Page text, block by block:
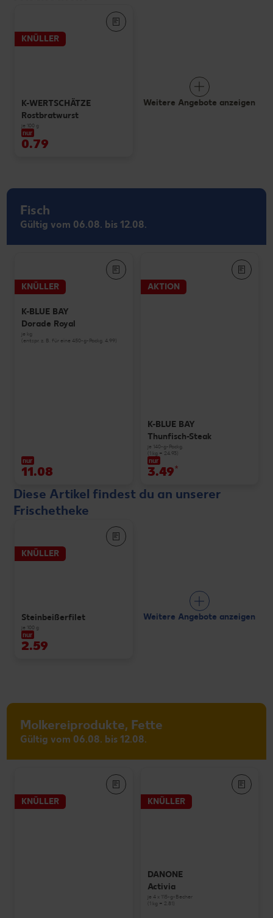
KNÜLLER
K-WERTSCHÄTZE
Rostbratwurst
je 100 g
nur
0.79
Weitere Angebote anzeigen
Fisch
Gültig vom 06.08. bis 12.08.
KNÜLLER
K-BLUE BAY
Dorade Royal
je kg
(entspr. z. B. für eine 450-g-Packg. 4.99)
nur
11.08
AKTION
K-BLUE BAY
Thunfisch-Steak
je 140-g-Packg.
(1 kg = 24.93)
nur
3.49*
Diese Artikel findest du an unserer
Frischetheke
KNÜLLER
Steinbeißerfilet
je 100 g
nur
2.59
Weitere Angebote anzeigen
Molkereiprodukte, Fette
Gültig vom 06.08. bis 12.08.
KNÜLLER KNÜLLER
DANONE
Activia
je 4 x 115-g-Becher
(1 kg = 2.81)